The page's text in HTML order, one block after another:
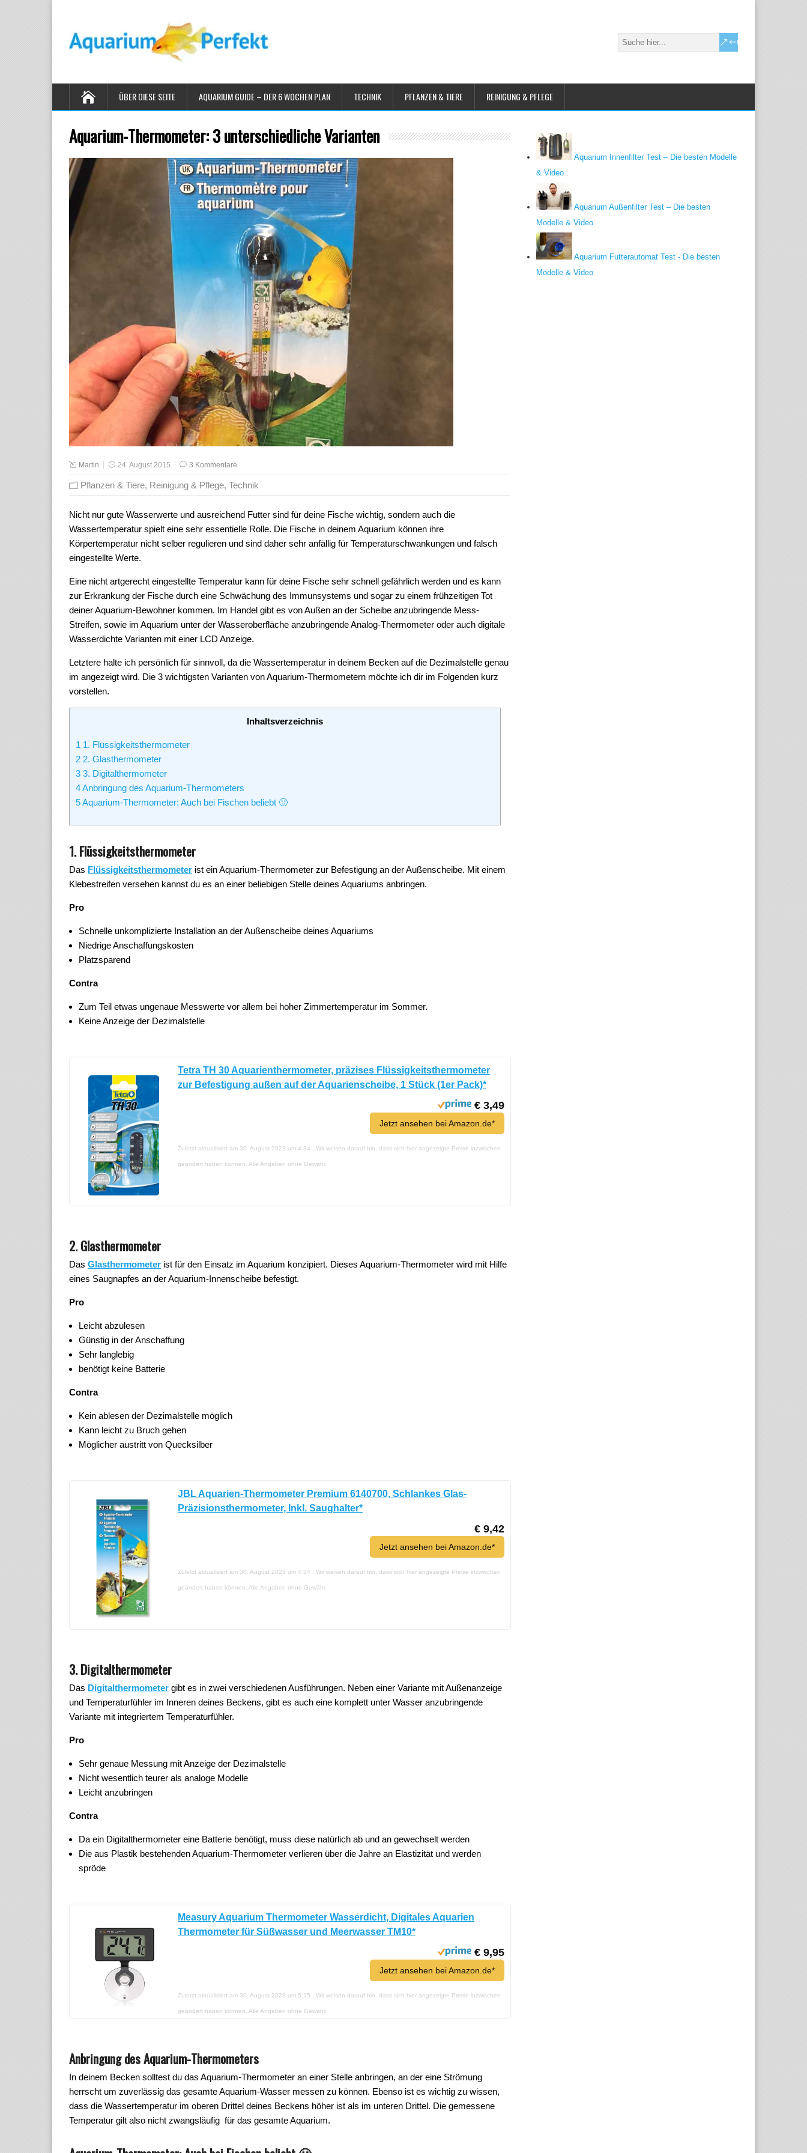
ÜBER DIESE SEITE AQUARIUM GUIDE – DER 6 WOCHEN PLAN TECHNIK PFLANZEN & TIERE REINIGUNG & PFLEGE
Aquarium-Thermometer: 3 unterschiedliche Varianten
Martin 24. August 2015 3 Kommentare
Pflanzen & Tiere, Reinigung & Pflege, Technik
Nicht nur gute Wasserwerte und ausreichend Futter sind für deine Fische wichtig, sondern auch die
Wassertemperatur spielt eine sehr essentielle Rolle. Die Fische in deinem Aquarium können ihre
Körpertemperatur nicht selber regulieren und sind daher sehr anfällig für Temperaturschwankungen und falsch
eingestellte Werte.
Eine nicht artgerecht eingestellte Temperatur kann für deine Fische sehr schnell gefährlich werden und es kann
zur Erkrankung der Fische durch eine Schwächung des Immunsystems und sogar zu einem frühzeitigen Tot
deiner Aquarium-Bewohner kommen. Im Handel gibt es von Außen an der Scheibe anzubringende Mess-
Streifen, sowie im Aquarium unter der Wasseroberfläche anzubringende Analog-Thermometer oder auch digitale
Wasserdichte Varianten mit einer LCD Anzeige.
Letztere halte ich persönlich für sinnvoll, da die Wassertemperatur in deinem Becken auf die Dezimalstelle genau
im angezeigt wird. Die 3 wichtigsten Varianten von Aquarium-Thermometern möchte ich dir im Folgenden kurz
vorstellen.
Inhaltsverzeichnis
1 1. Flüssigkeitsthermometer
2 2. Glasthermometer
3 3. Digitalthermometer
4Anbringung des Aquarium-Thermometers
5Aquarium-Thermometer: Auch bei Fischen beliebt 🙂
1. Flüssigkeitsthermometer
Das Flüssigkeitsthermometer ist ein Aquarium-Thermometer zur Befestigung an der Außenscheibe. Mit einem
Klebestreifen versehen kannst du es an einer beliebigen Stelle deines Aquariums anbringen.
Pro
Schnelle unkomplizierte Installation an der Außenscheibe deines Aquariums
Niedrige Anschaffungskosten
Platzsparend
Contra
Zum Teil etwas ungenaue Messwerte vor allem bei hoher Zimmertemperatur im Sommer.
Keine Anzeige der Dezimalstelle
Tetra TH 30 Aquarienthermometer, präzises Flüssigkeitsthermometer
zur Befestigung außen auf der Aquarienscheibe, 1 Stück (1er Pack)*
€ 3,49
Jetzt ansehen bei Amazon.de*
Zuletzt aktualisiert am 30. August 2023 um 4:34 . Wir weisen darauf hin, dass sich hier angezeigte Preise inzwischen
geändert haben können. Alle Angaben ohne Gewähr.
2. Glasthermometer
Das Glasthermometer ist für den Einsatz im Aquarium konzipiert. Dieses Aquarium-Thermometer wird mit Hilfe
eines Saugnapfes an der Aquarium-Innenscheibe befestigt.
Pro
Leicht abzulesen
Günstig in der Anschaffung
Sehr langlebig
benötigt keine Batterie
Contra
Kein ablesen der Dezimalstelle möglich
Kann leicht zu Bruch gehen
Möglicher austritt von Quecksilber
JBL Aquarien-Thermometer Premium 6140700, Schlankes Glas-
Präzisionsthermometer, Inkl. Saughalter*
€ 9,42
Jetzt ansehen bei Amazon.de*
Zuletzt aktualisiert am 30. August 2023 um 4:34 . Wir weisen darauf hin, dass sich hier angezeigte Preise inzwischen
geändert haben können. Alle Angaben ohne Gewähr.
3. Digitalthermometer
Das Digitalthermometer gibt es in zwei verschiedenen Ausführungen. Neben einer Variante mit Außenanzeige
und Temperaturfühler im Inneren deines Beckens, gibt es auch eine komplett unter Wasser anzubringende
Variante mit integriertem Temperaturfühler.
Pro
Sehr genaue Messung mit Anzeige der Dezimalstelle
Nicht wesentlich teurer als analoge Modelle
Leicht anzubringen
Contra
Da ein Digitalthermometer eine Batterie benötigt, muss diese natürlich ab und an gewechselt werden
Die aus Plastik bestehenden Aquarium-Thermometer verlieren über die Jahre an Elastizität und werden
spröde
Measury Aquarium Thermometer Wasserdicht, Digitales Aquarien
Thermometer für Süßwasser und Meerwasser TM10*
€ 9,95
Jetzt ansehen bei Amazon.de*
Zuletzt aktualisiert am 30. August 2023 um 5:25 . Wir weisen darauf hin, dass sich hier angezeigte Preise inzwischen
geändert haben können. Alle Angaben ohne Gewähr.
Anbringung des Aquarium-Thermometers
In deinem Becken solltest du das Aquarium-Thermometer an einer Stelle anbringen, an der eine Strömung
herrscht um zuverlässig das gesamte Aquarium-Wasser messen zu können. Ebenso ist es wichtig zu wissen,
dass die Wassertemperatur im oberen Drittel deines Beckens höher ist als im unteren Drittel. Die gemessene
Temperatur gilt also nicht zwangsläufig für das gesamte Aquarium.
Aquarium Innenfilter Test – Die besten Modelle
& Video
Aquarium Außenfilter Test – Die besten
Modelle & Video
Aquarium Futterautomat Test - Die besten
Modelle & Video